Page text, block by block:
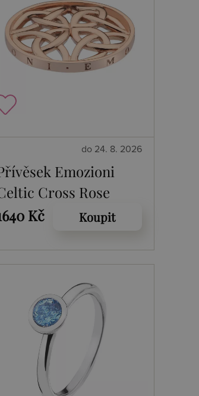
do 24. 8. 2026
Emozioni
Cross Rose
Coin
Kč Koupit